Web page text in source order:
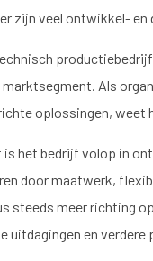
zijn veel ontwikkel-
Als
oplossingen, weet
het bedrijf volop in
door maatwerk,
steeds meer richting
en verdere